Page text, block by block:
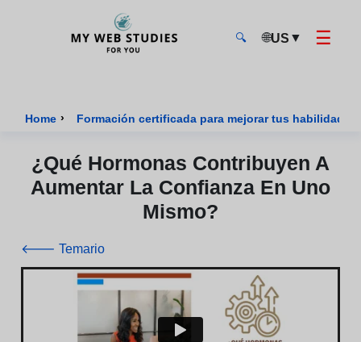
🔍 🌐US ▼ ☰
Home › Formación certificada para mejorar tus
¿Qué Hormonas Contribuyen A
Aumentar La Confianza En Uno
Mismo?
🡐 Temario